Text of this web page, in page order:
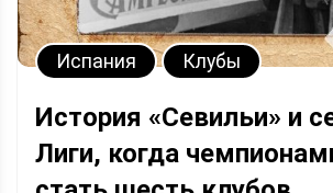
Испания Клубы
История «Севильи» и
Лиги, когда